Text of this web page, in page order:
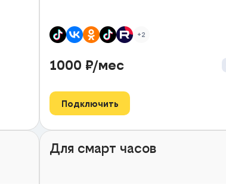
+2
1000 ₽/мес
Подключить
Для смарт часов